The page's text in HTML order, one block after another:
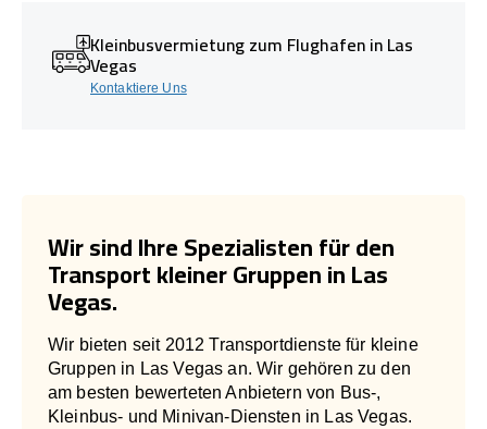
Kleinbusvermietung zum Flughafen in Las
Vegas
Kontaktiere Uns
Wir sind Ihre Spezialisten für den
Transport kleiner Gruppen in Las
Vegas.
Wir bieten seit 2012 Transportdienste für kleine
Gruppen in Las Vegas an. Wir gehören zu den
am besten bewerteten Anbietern von Bus-,
Kleinbus- und Minivan-Diensten in Las Vegas.